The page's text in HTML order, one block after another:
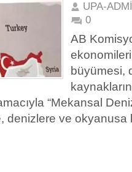
UPA-
0
AB
büyümesi,
“Mekansal
denizlere ve okyanusa